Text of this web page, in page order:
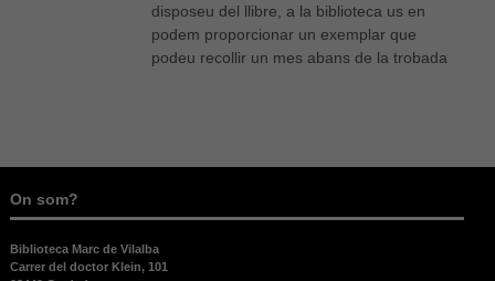
disposeu del llibre, a la biblioteca us en
podem proporcionar un exemplar que
podeu recollir un mes abans de la trobada
On som?
Biblioteca Marc de Vilalba
Carrer del doctor Klein, 101